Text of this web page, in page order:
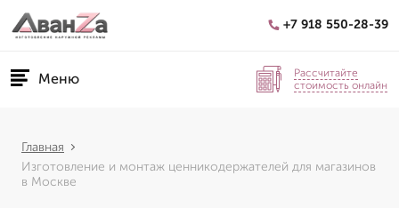
+7 918 550-28-39
Меню
Рассчитайте
стоимость онлайн
Главная
Изготовление и монтаж ценникодержателей для магазинов
в Москве